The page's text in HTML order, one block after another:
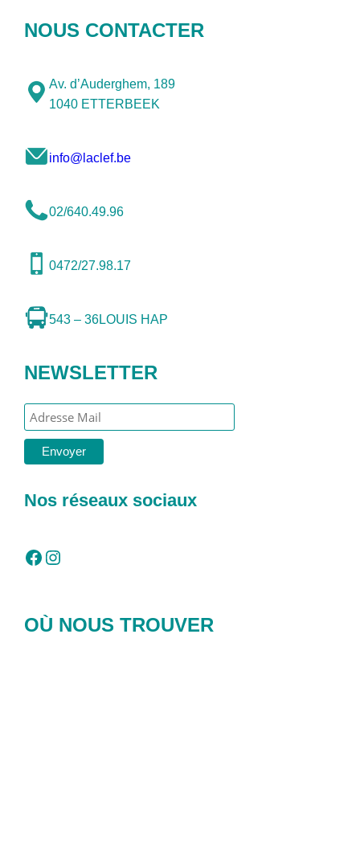
NOUS CONTACTER
Av. d’Auderghem, 189
1040 ETTERBEEK
info@laclef.be
02/640.49.96
0472/27.98.17
543 – 36LOUIS HAP
NEWSLETTER
Nos réseaux sociaux
Facebook Instagram
OÙ NOUS TROUVER